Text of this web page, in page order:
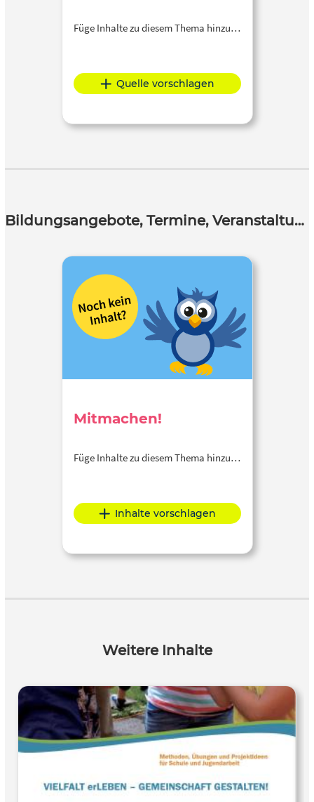
Füge Inhalte zu diesem Thema hinzu…
Quelle vorschlagen
Bildungsangebote, Termine, Veranstaltungen
Mitmachen!
Füge Inhalte zu diesem Thema hinzu…
Inhalte vorschlagen
Weitere Inhalte